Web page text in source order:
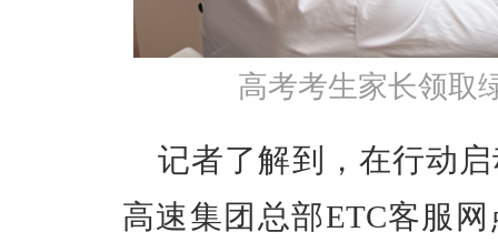
高考考生家长领取
记者了解到，在行动
高速集团总部ETC客服